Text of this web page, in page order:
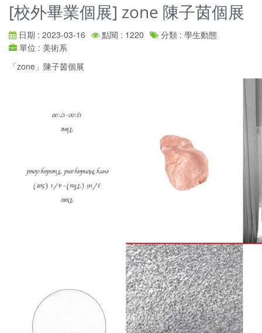
[校外畢業個展] zone 陳子茵個展
日期 : 2023-03-16 點閱 : 1220
分類 : 學生動態
單位 : 美術系
「zone」陳子茵個展